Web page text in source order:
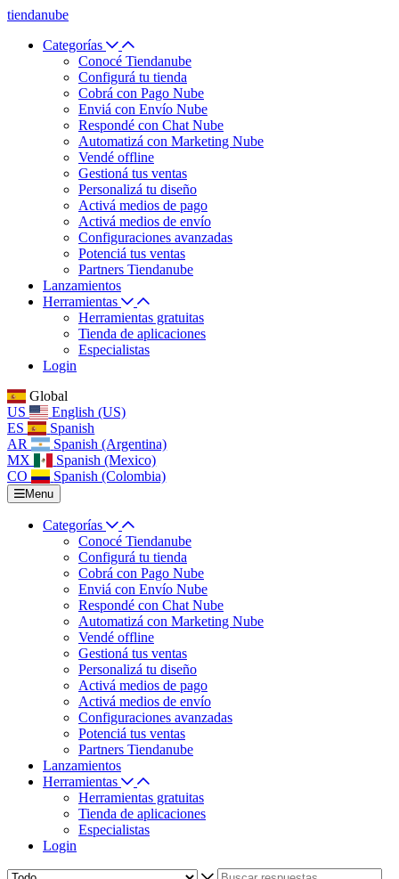
tiendanube
Categorías
Conocé Tiendanube
Configurá tu tienda
Cobrá con Pago Nube
Enviá con Envío Nube
Respondé con Chat Nube
Automatizá con Marketing Nube
Vendé offline
Gestioná tus ventas
Personalizá tu diseño
Activá medios de pago
Activá medios de envío
Configuraciones avanzadas
Potenciá tus ventas
Partners Tiendanube
Lanzamientos
Herramientas
Herramientas gratuitas
Tienda de aplicaciones
Especialistas
Login
Global
US
English (US)
ES
Spanish
AR
Spanish (Argentina)
MX
Spanish (Mexico)
CO
Spanish (Colombia)
Menu
Categorías
Conocé Tiendanube
Configurá tu tienda
Cobrá con Pago Nube
Enviá con Envío Nube
Respondé con Chat Nube
Automatizá con Marketing Nube
Vendé offline
Gestioná tus ventas
Personalizá tu diseño
Activá medios de pago
Activá medios de envío
Configuraciones avanzadas
Potenciá tus ventas
Partners Tiendanube
Lanzamientos
Herramientas
Herramientas gratuitas
Tienda de aplicaciones
Especialistas
Login